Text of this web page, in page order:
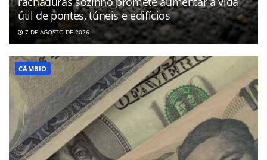
útil de pontes, túneis e edifícios
7 DE AGOSTO DE 2026
CÂMBIO